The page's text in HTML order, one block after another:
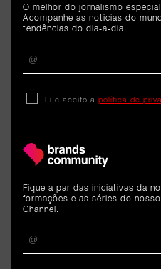
ARTIGOS
Reportagem
Intermarché
Cidade do Rock
7 de julho de 2026
O melhor do jornalismo
Acompanhe as notícias do
tendências do dia-a-dia.
Li e aceito a política de
Fique a par das iniciativas da
formações e as séries do
Channel.